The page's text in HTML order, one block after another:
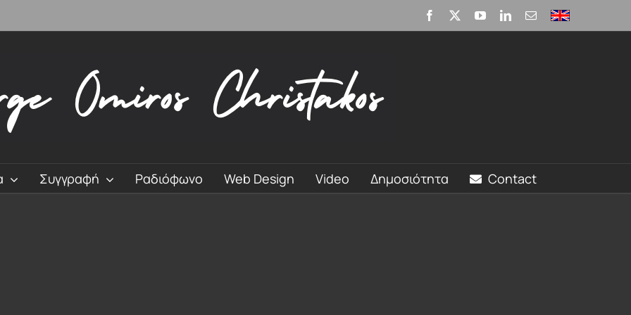
Facebook YouTubeLinkedIn
EmailEnglish
Συγγραφή Ραδιόφωνο Web Design Video Δημοσιότητα Contact